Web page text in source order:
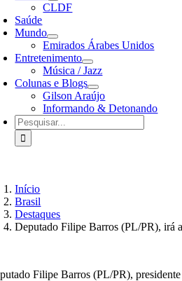
CLDF
Saúde
Mundo
Emirados Árabes Unidos
Entretenimento
Música / Jazz
Colunas e Blogs
Gilson Araújo
Informando & Detonando
Buscar
resultados
para:
Início
Brasil
Destaques
Deputado Filipe Barros (PL/PR), irá
Filipe Barros (PL/PR),